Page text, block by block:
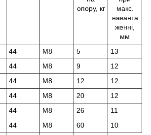
опору, кг
макс.
наванта
женні,
мм
44 М8 5
13
44 М8 9
12
44 М8 12
12
44 М8 20
12
44 М8 26
11
44 М8 60
10